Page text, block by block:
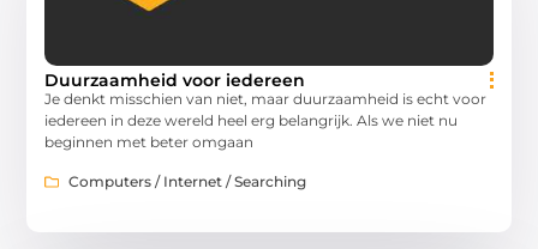
Duurzaamheid voor iedereen
Je denkt misschien van niet, maar duurzaamheid is echt voor
iedereen in deze wereld heel erg belangrijk. Als we niet nu
beginnen met beter omgaan
Computers / Internet / Searching